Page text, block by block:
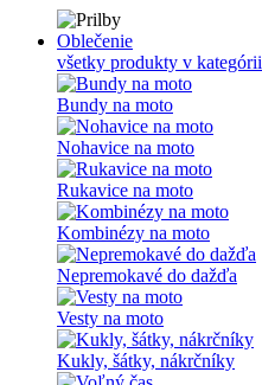
Oblečenie
všetky produkty v kategórii
Bundy na moto
Nohavice na moto
Rukavice na moto
Kombinézy na moto
Nepremokavé do dažďa
Vesty na moto
Kukly, šátky, nákrčníky